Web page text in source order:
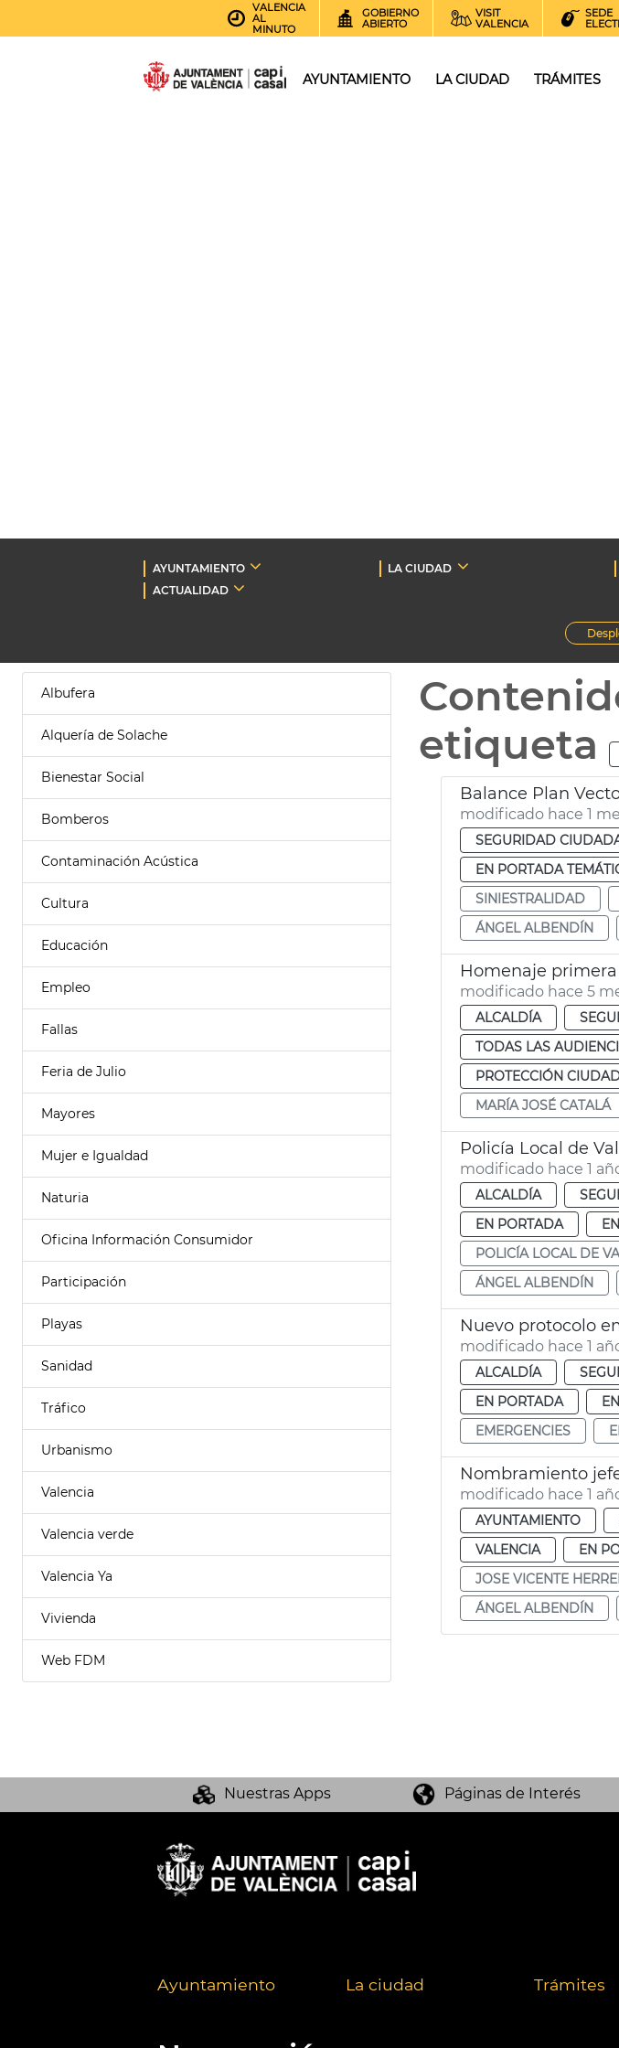
VALENCIA
AL
MINUTO
GOBIERNO
ABIERTO
VISIT
VALENCIA
SEDE
AYUNTAMIENTO LA CIUDAD TRÁMITES
AYUNTAMIENTO LA CIUDAD
ACTUALIDAD
Albufera
Alquería de Solache
Bienestar Social
Bomberos
Contaminación Acústica
Cultura
Educación
Empleo
Fallas
Feria de Julio
Mayores
Mujer e Igualdad
Naturia
Oficina Información Consumidor
Participación
Playas
Sanidad
Tráfico
Urbanismo
Valencia
Valencia verde
Valencia Ya
Vivienda
Web FDM
etiqueta
Balance Plan
modificado hace 1
SEGURIDAD
EN PORTADA
SINIESTRALIDAD
ÁNGEL ALBENDÍN
Homenaje
modificado hace 5
ALCALDÍA
TODAS LAS
PROTECCIÓN
MARÍA JOSÉ CATALÁ
Policía Local de
modificado hace 1
ALCALDÍA
EN PORTADA
POLICÍA LOCAL DE
ÁNGEL ALBENDÍN
Nuevo protocolo
modificado hace 1
ALCALDÍA
EN PORTADA
EMERGENCIES
Nombramiento
modificado hace 1
AYUNTAMIENTO
VALENCIA
EN
JOSE VICENTE
ÁNGEL ALBENDÍN
Nuestras Apps Páginas de Interés
Ayuntamiento La ciudad Trámites